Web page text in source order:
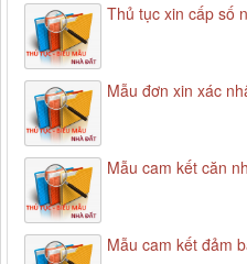
Thủ tục xin cấp số
Mẫu đơn xin xác
Mẫu cam kết căn
Mẫu cam kết đảm